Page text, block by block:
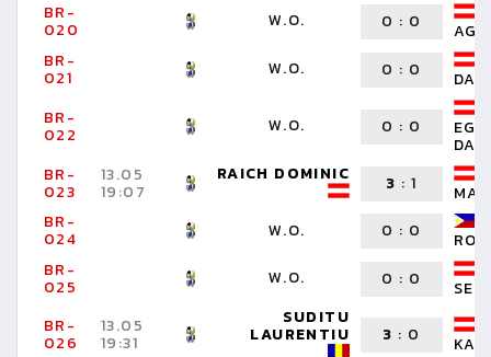
BR-
020 W.O. 0 : 0
AGO
BR-
021 W.O. 0 : 0
BR-
022 W.O. 0 : 0
BR-
023
13.05
19:07
RAICH DOMINIC 3 :1
BR-
024 W.O. 0 : 0
RON
BR-
025 W.O. 0 : 0
BR-
026
13.05
19:31
SUDITU
LAURENTIU 3 : 0